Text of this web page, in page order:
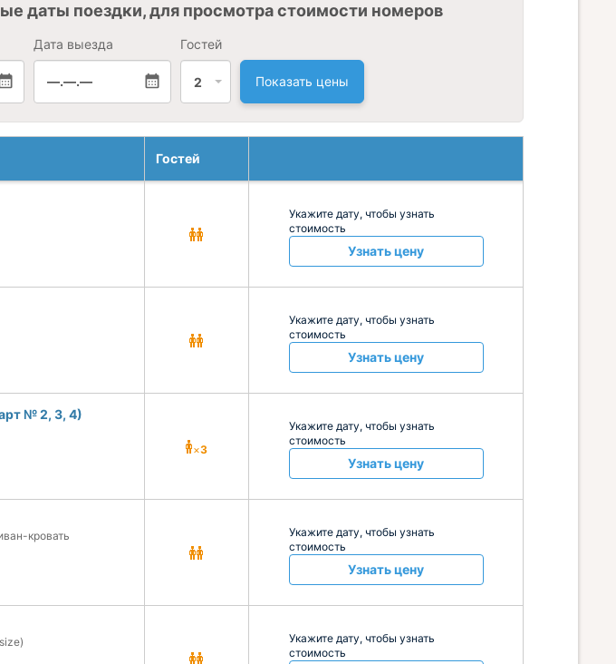
даты поездки, для просмотра стоимости номеров
Дата выезда
—.—.—
Гостей
2 Показать цены
Гостей
Укажите дату, чтобы узнать
стоимость
Узнать цену
Укажите дату, чтобы узнать
стоимость
Узнать цену
№ 2, 3, 4)
×3
Укажите дату, чтобы узнать
стоимость
Узнать цену
кровать
Укажите дату, чтобы узнать
стоимость
Узнать цену
Укажите дату, чтобы узнать
стоимость